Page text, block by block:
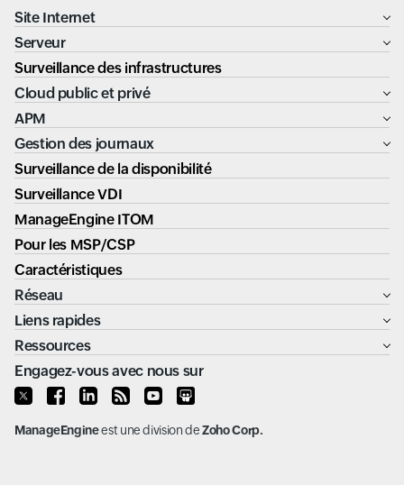
Site Internet
Serveur
Surveillance des infrastructures
Cloud public et privé
APM
Gestion des journaux
Surveillance de la disponibilité
Surveillance VDI
ManageEngine ITOM
Pour les MSP/CSP
Caractéristiques
Réseau
Liens rapides
Ressources
Engagez-vous avec nous sur
ManageEngineest une division deZoho Corp.